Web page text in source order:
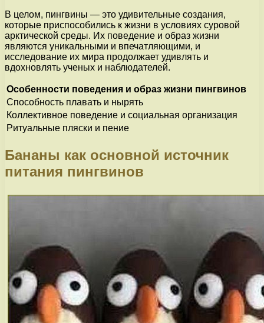
В целом, пингвины — это удивительные создания,
которые приспособились к жизни в условиях суровой
арктической среды. Их поведение и образ жизни
являются уникальными и впечатляющими, и
исследование их мира продолжает удивлять и
вдохновлять ученых и наблюдателей.
Особенности поведения и образ жизни пингвинов
Способность плавать и нырять
Коллективное поведение и социальная организация
Ритуальные пляски и пение
Бананы как основной источник
питания пингвинов